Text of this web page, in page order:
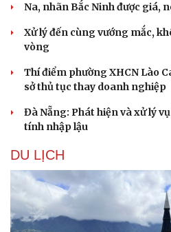
Du lịch
Tư vấn
Săn Tour
Na, nhãn Bắc Ninh được giá,
Xử lý đến cùng vướng mắc,
vòng
Thí điểm phường XHCN Lào
sở thủ tục thay doanh nghiệp
Đà Nẵng: Phát hiện và xử lý
tính nhập lậu
DU LỊCH